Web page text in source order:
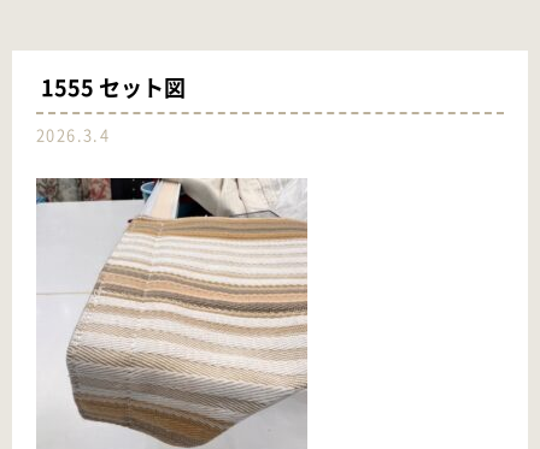
1555 セット図
2026.3.4